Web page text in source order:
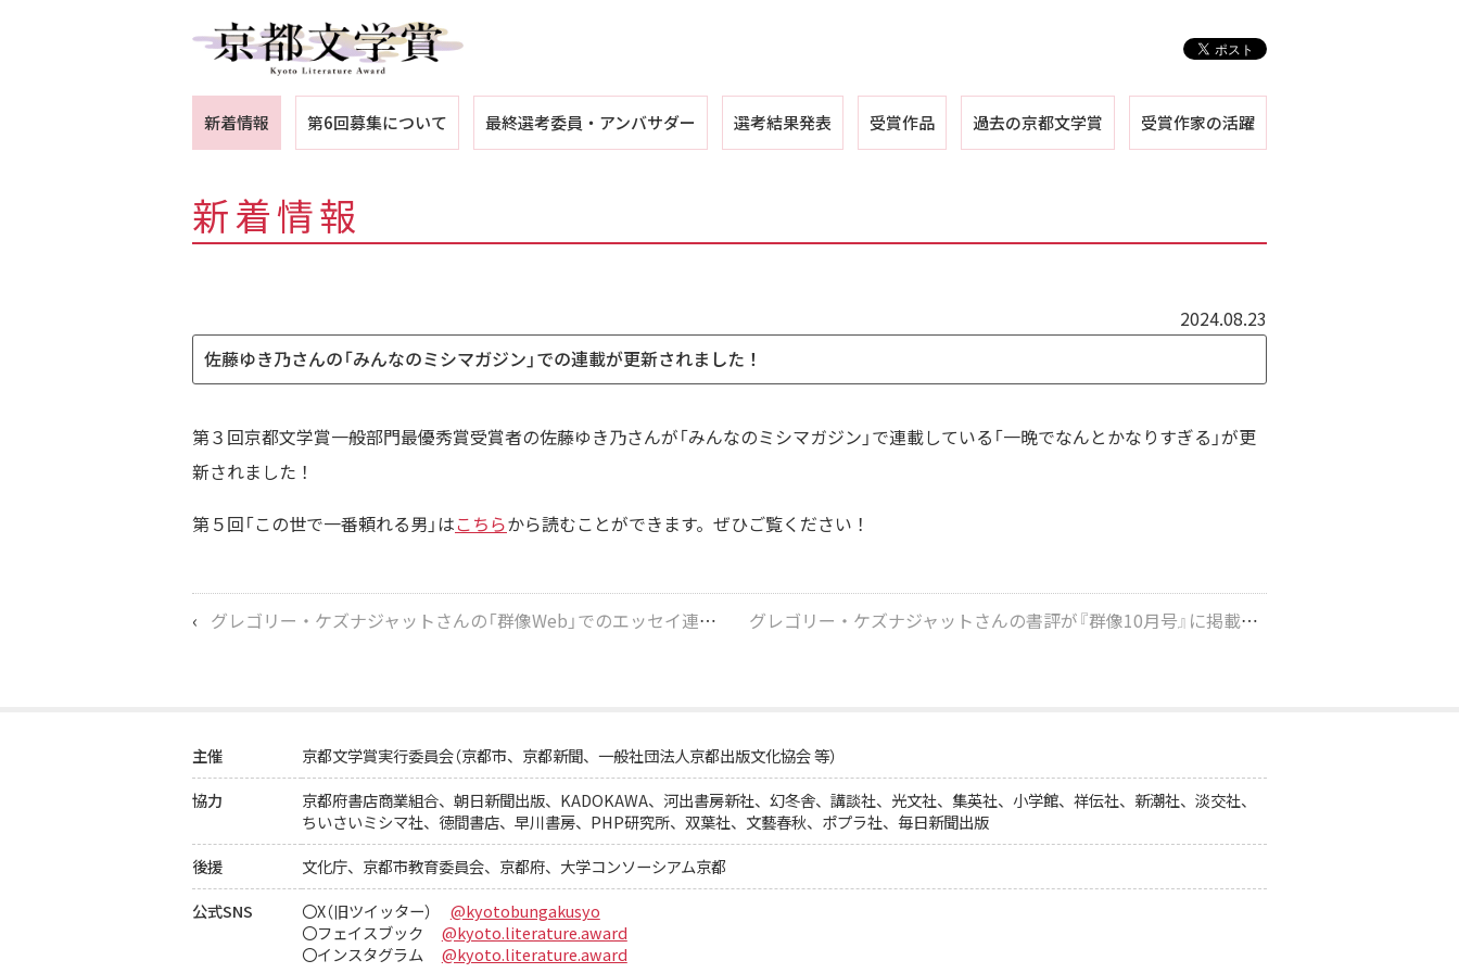
新着情報 第6回募集について 最終選考委員・ アンバサダー 選考結果発表 受賞作品
過去の京都文学賞
受賞作家の活躍
新着情報
2024.08.23
佐藤ゆき乃さんの「みんなのミシマガジン」での連載が更新されました！
第３回京都文学賞一般部門最優秀賞受賞者の佐藤ゆき乃さんが「みんなのミシマガジン」で連載している「一晩でなんとかなりすぎる」が更
新されました！
第５回「この世で一番頼れる男」はこちらから読むことができます。ぜひご覧ください！
‹ グレゴリー・ケズナジャットさんの「群像Web」でのエッセイ連載が更新されました！ グレゴリー・ケズナジャットさんの書評が『群像10月号』に掲載！
主催
京都文学賞実行委員会（京都市、京都新聞、一般社団法人京都出版文化協会 等）
協力
京都府書店商業組合、 朝日新聞出版、KADOKAWA、河出書房新社、幻冬舎、講談社、光文社、集英社、小学館、祥伝社、新潮社、淡交社、
ちいさいミシマ社、徳間書店、早川書房、PHP研究所、双葉社、文藝春秋、ポプラ社、毎日新聞出版
後援
文化庁、京都市教育委員会、京都府、大学コンソーシアム京都
公式SNS
〇X（旧ツイッター）
@kyotobungakusyo
〇フェイスブック
@kyoto.literature.award
〇インスタグラム
@kyoto.literature.award